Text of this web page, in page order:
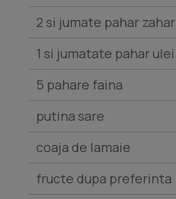
2 si jumate pahar zahar
1 si jumatate pahar ulei
5 pahare faina
putina sare
coaja de lamaie
fructe dupa preferinta